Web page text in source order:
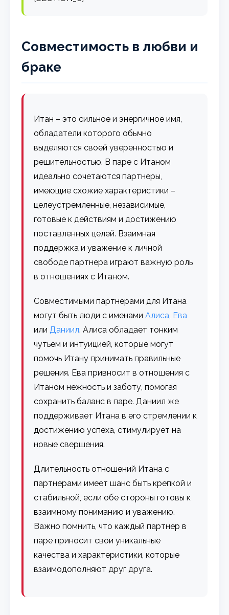
Совместимость в любви и
браке
Итан – это сильное и энергичное имя,
обладатели которого обычно
выделяются своей уверенностью и
решительностью. В паре с Итаном
идеально сочетаются партнеры,
имеющие схожие характеристики –
целеустремленные, независимые,
готовые к действиям и достижению
поставленных целей. Взаимная
поддержка и уважение к личной
свободе партнера играют важную роль
в отношениях с Итаном.
Совместимыми партнерами для Итана
могут быть люди с именамиАлиса, Ева
илиДаниил. Алиса обладает тонким
чутьем и интуицией, которые могут
помочь Итану принимать правильные
решения. Ева привносит в отношения с
Итаном нежность и заботу, помогая
сохранить баланс в паре. Даниил же
поддерживает Итана в его стремлении к
достижению успеха, стимулирует на
новые свершения.
Длительность отношений Итана с
партнерами имеет шанс быть крепкой и
стабильной, если обе стороны готовы к
взаимному пониманию и уважению.
Важно помнить, что каждый партнер в
паре приносит свои уникальные
качества и характеристики, которые
взаимодополняют друг друга.